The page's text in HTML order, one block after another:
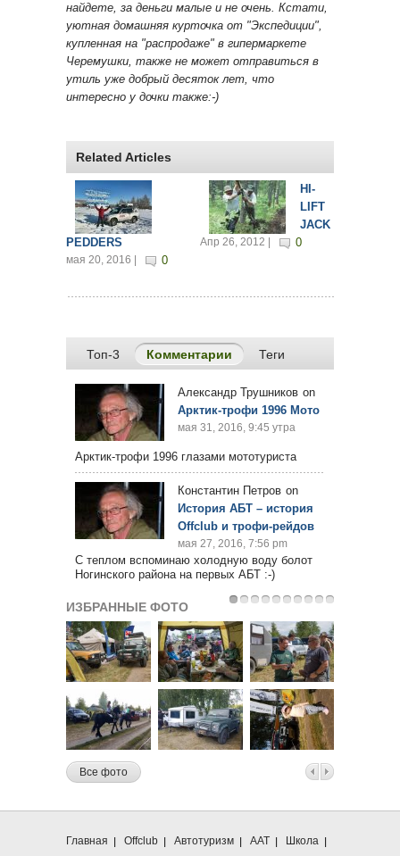
найдете, за деньги малые и не очень. Кстати,
уютная домашняя курточка от "Экспедиции",
купленная на "распродаже" в гипермаркете
Черемушки, также не может отправиться в
утиль уже добрый десяток лет, что
интересно у дочки также:-)
Related Articles
PEDDERS
мая 20, 2016 | 0
HI-
LIFT
JACK
Апр 26, 2012 | 0
Топ-3 Комментарии (активная вкладка)
Теги
Александр Трушников on
Арктик-трофи 1996 Мото
мая 31, 2016, 9:45 утра
Арктик-трофи 1996 глазами мототуриста
Константин Петров on
История АБТ – история
Offclub и трофи-рейдов
мая 27, 2016, 7:56 pm
С теплом вспоминаю холодную воду болот
Ногинского района на первых АБТ :-)
ИЗБРАННЫЕ ФОТО
Все фото
Главная Offclub Автотуризм ААТ
Школа